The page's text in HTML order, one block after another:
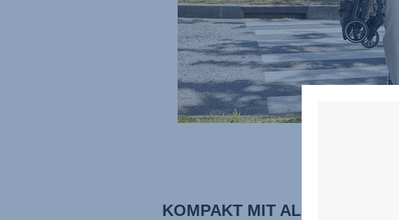
KOMPAKT MIT ALLEM, WAS